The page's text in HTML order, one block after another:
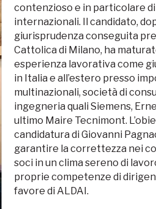
contenzioso e in particolare
internazionali. Il candidato,
giurisprudenza conseguita
Cattolica di Milano, ha
esperienza lavorativa come
in Italia e all’estero presso
multinazionali, società di
ingegneria quali Siemens,
ultimo Maire Tecnimont.
candidatura di Giovanni
garantire la correttezza nei
soci in un clima sereno di
proprie competenze di
favore di ALDAI.